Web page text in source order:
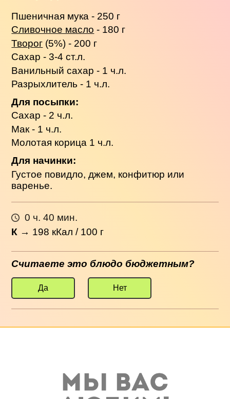
Пшеничная мука - 250 г
Сливочное масло - 180 г
Творог (5%) - 200 г
Сахар - 3-4 ст.л.
Ванильный сахар - 1 ч.л.
Разрыхлитель - 1 ч.л.
Для посыпки:
Сахар - 2 ч.л.
Мак - 1 ч.л.
Молотая корица 1 ч.л.
Для начинки:
Густое повидло, джем, конфитюр или
варенье.
0 ч. 40 мин.
К → 198 кКал / 100 г
Считаете это блюдо бюджетным?
Да Нет